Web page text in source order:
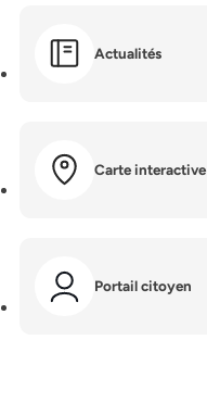
Actualités
Carte interactive
Portail citoyen